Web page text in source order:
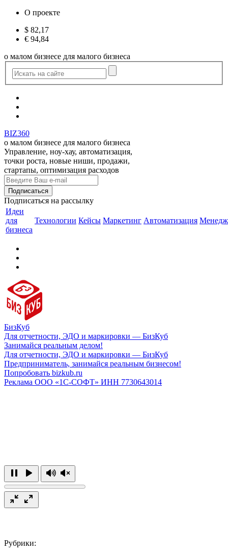
О проекте
$ 82,17
€ 94,84
о малом бизнесе для малого бизнеса
BIZ360
о малом бизнесе для малого бизнеса
Управление, ноу-хау, автоматизация,
точки роста, новые ниши, продажи,
стартапы, оптимизация расходов
Подписаться на рассылку
Идеи
для
бизнеса
Технологии Кейсы Маркетинг Автоматизация
БизКуб
Для отчетности, ЭДО и маркировки — БизКуб
Занимайся реальным делом!
Для отчетности, ЭДО и маркировки — БизКуб
Предприниматель, занимайся реальным бизнесом!
Попробовать bizkub.ru
Реклама ООО «1С-СОФТ» ИНН 7730643014
Рубрики: